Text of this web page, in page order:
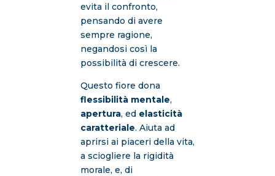
evita il confronto,
pensando di avere
sempre ragione,
negandosi così la
possibilità di crescere.
Questo fiore dona
flessibilità mentale,
apertura, edelasticità
caratteriale. Aiuta ad
aprirsi ai piaceri della vita,
a sciogliere la rigidità
morale, e, di